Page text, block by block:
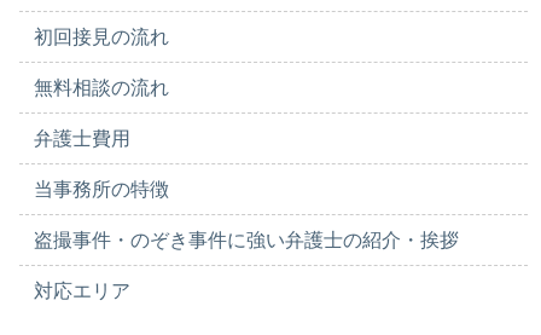
初回接見の流れ
無料相談の流れ
弁護士費用
当事務所の特徴
盗撮事件・のぞき事件に強い弁護士の紹介・挨拶
対応エリア